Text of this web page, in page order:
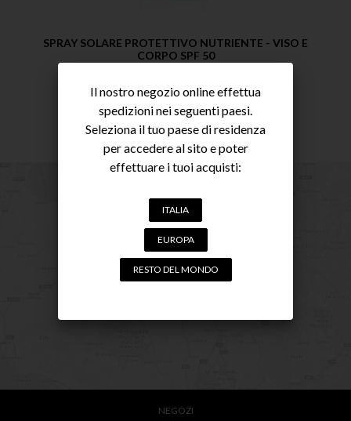
SPRAY SOLARE PROTETTIVO NUTRIENTE - VISO E
CORPO SPF 50
ACQUISTA
CERCA IL NEGOZIO VICINO A TE
NEGOZI
Il nostro negozio online effettua
spedizioni nei seguenti paesi.
Seleziona il tuo paese di residenza
per accedere al sito e poter
effettuare i tuoi acquisti:
ITALIA
EUROPA
RESTO DEL MONDO